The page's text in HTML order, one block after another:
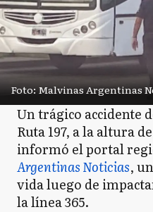
Foto: Malvinas Argentinas
Un trágico accidente
Ruta 197, a la altura
informó el portal
Argentinas Noticias,
vida luego de
la línea 365.